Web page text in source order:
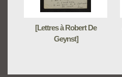
[Lettres à Robert De
Geynst]